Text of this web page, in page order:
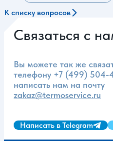
К списку вопросов
Связаться с
Вы можете так же
телефону +7 (499) 504-
написать нам на почту
zakaz@termoservice.ru
Написать в Telegram